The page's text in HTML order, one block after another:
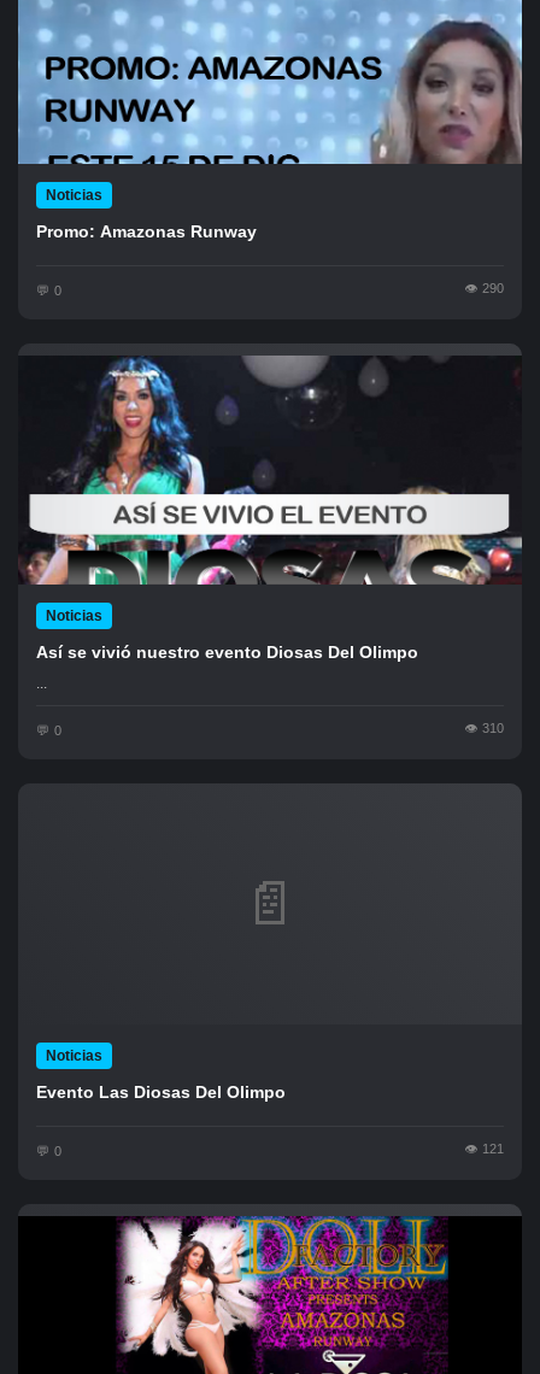
Noticias
Promo: Amazonas Runway
0 290
Noticias
Así se vivió nuestro evento Diosas Del Olimpo
...
0 310
📄
Noticias
Evento Las Diosas Del Olimpo
0 121